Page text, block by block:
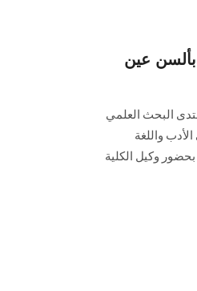
بألسن عين
البحث العلمي
واللغة
وكيل الكلية